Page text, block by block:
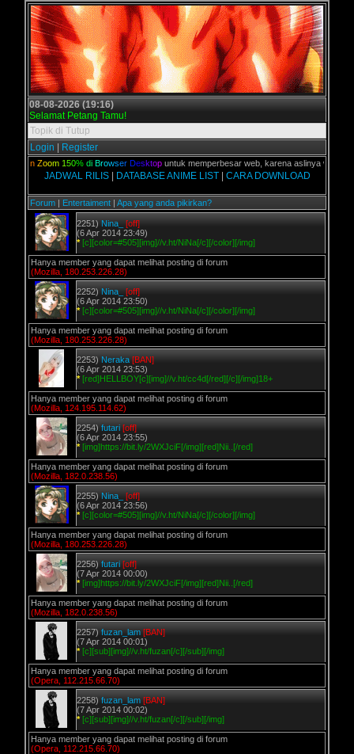
08-08-2026 (19:16)
Selamat Petang Tamu!
Topik di Tutup
Login
Register
Zo om 150% di Browser De sktopuntuk memperbesar web, karena aslinya web ini
JADWAL RILIS| DATABASE ANIME LIST| CARA DOWNLOAD
Forum | Entertaiment | Apa yang anda pikirkan?
2251) Nina_
[off]
(6 Apr 2014 23:49)
* [c][color=#505][img]//v.ht/NiNa[/c][/color][/img]
Hanya member yang dapat melihat posting di forum
(Mozilla, 180.253.226.28)
2252) Nina_
[off]
(6 Apr 2014 23:50)
* [c][color=#505][img]//v.ht/NiNa[/c][/color][/img]
Hanya member yang dapat melihat posting di forum
(Mozilla, 180.253.226.28)
2253) Neraka [BAN]
(6 Apr 2014 23:53)
* [red]HELLBOY[c][img]//v.ht/cc4d[/red][/c][/img]18+
Hanya member yang dapat melihat posting di forum
(Mozilla, 124.195.114.62)
2254) futari [off]
(6 Apr 2014 23:55)
* [img]https://bit.ly/2WXJciF[/img][red]Nii..[/red]
Hanya member yang dapat melihat posting di forum
(Mozilla, 182.0.238.56)
2255) Nina_
[off]
(6 Apr 2014 23:56)
* [c][color=#505][img]//v.ht/NiNa[/c][/color][/img]
Hanya member yang dapat melihat posting di forum
(Mozilla, 180.253.226.28)
2256) futari [off]
(7 Apr 2014 00:00)
* [img]https://bit.ly/2WXJciF[/img][red]Nii..[/red]
Hanya member yang dapat melihat posting di forum
(Mozilla, 182.0.238.56)
2257) fuzan_lam [BAN]
(7 Apr 2014 00:01)
* [c][sub][img]//v.ht/fuzan[/c][/sub][/img]
Hanya member yang dapat melihat posting di forum
(Opera, 112.215.66.70)
2258) fuzan_lam [BAN]
(7 Apr 2014 00:02)
* [c][sub][img]//v.ht/fuzan[/c][/sub][/img]
Hanya member yang dapat melihat posting di forum
(Opera, 112.215.66.70)